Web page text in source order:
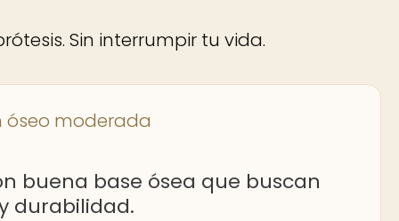
Sin interrumpir tu vida.
óseo moderada
buena base ósea que buscan
durabilidad.